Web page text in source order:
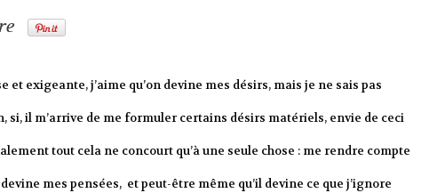
et exigeante, j’aime qu’on devine mes désirs, mais je ne sais pas
si, il m’arrive de me formuler certains désirs matériels, envie de ceci
tout cela ne concourt qu’à une seule chose : me rendre compte
mes pensées, et peut-être même qu’il devine ce que j’ignore